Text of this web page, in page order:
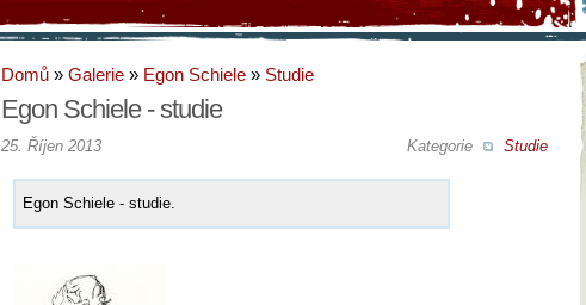
Domů » Galerie » Egon Schiele » Studie
Egon Schiele - studie
Kategorie Studie
25. Říjen 2013
Egon Schiele - studie.